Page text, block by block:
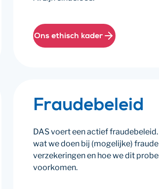
Ons ethisch kader
Fraudebeleid
DAS voert een actief
wat we doen bij (mogelijke)
verzekeringen en hoe we dit
voorkomen.